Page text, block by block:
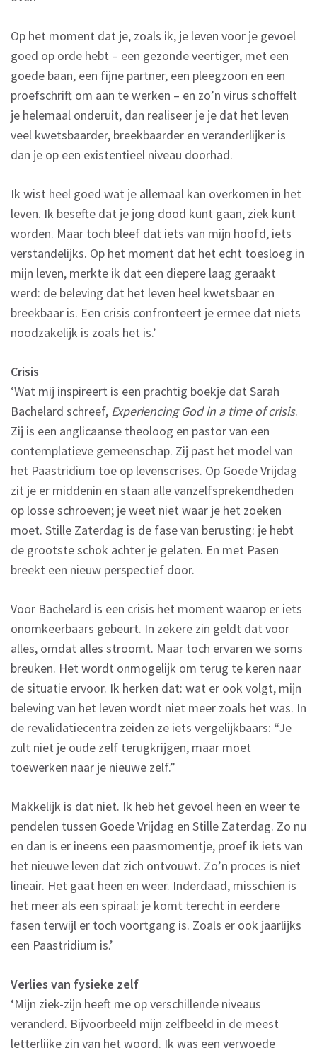
Op het moment dat je, zoals ik, je leven voor je gevoel
goed op orde hebt – een gezonde veertiger, met een
goede baan, een fijne partner, een pleegzoon en een
proefschrift om aan te werken – en zo’n virus schoffelt
je helemaal onderuit, dan realiseer je je dat het leven
veel kwetsbaarder, breekbaarder en veranderlijker is
dan je op een existentieel niveau doorhad.
Ik wist heel goed wat je allemaal kan overkomen in het
leven. Ik besefte dat je jong dood kunt gaan, ziek kunt
worden. Maar toch bleef dat iets van mijn hoofd, iets
verstandelijks. Op het moment dat het echt toesloeg in
mijn leven, merkte ik dat een diepere laag geraakt
werd: de beleving dat het leven heel kwetsbaar en
breekbaar is. Een crisis confronteert je ermee dat niets
noodzakelijk is zoals het is.’
Crisis
‘Wat mij inspireert is een prachtig boekje dat Sarah
Bachelard schreef, Experiencing God in a time of crisis.
Zij is een anglicaanse theoloog en pastor van een
contemplatieve gemeenschap. Zij past het model van
het Paastridium toe op levenscrises. Op Goede Vrijdag
zit je er middenin en staan alle vanzelfsprekendheden
op losse schroeven; je weet niet waar je het zoeken
moet. Stille Zaterdag is de fase van berusting: je hebt
de grootste schok achter je gelaten. En met Pasen
breekt een nieuw perspectief door.
Voor Bachelard is een crisis het moment waarop er iets
onomkeerbaars gebeurt. In zekere zin geldt dat voor
alles, omdat alles stroomt. Maar toch ervaren we soms
breuken. Het wordt onmogelijk om terug te keren naar
de situatie ervoor. Ik herken dat: wat er ook volgt, mijn
beleving van het leven wordt niet meer zoals het was. In
de revalidatiecentra zeiden ze iets vergelijkbaars: “Je
zult niet je oude zelf terugkrijgen, maar moet
toewerken naar je nieuwe zelf.”
Makkelijk is dat niet. Ik heb het gevoel heen en weer te
pendelen tussen Goede Vrijdag en Stille Zaterdag. Zo nu
en dan is er ineens een paasmomentje, proef ik iets van
het nieuwe leven dat zich ontvouwt. Zo’n proces is niet
lineair. Het gaat heen en weer. Inderdaad, misschien is
het meer als een spiraal: je komt terecht in eerdere
fasen terwijl er toch voortgang is. Zoals er ook jaarlijks
een Paastridium is.’
Verlies van fysieke zelf
‘Mijn ziek-zijn heeft me op verschillende niveaus
veranderd. Bijvoorbeeld mijn zelfbeeld in de meest
letterlijke zin van het woord. Ik was een verwoede